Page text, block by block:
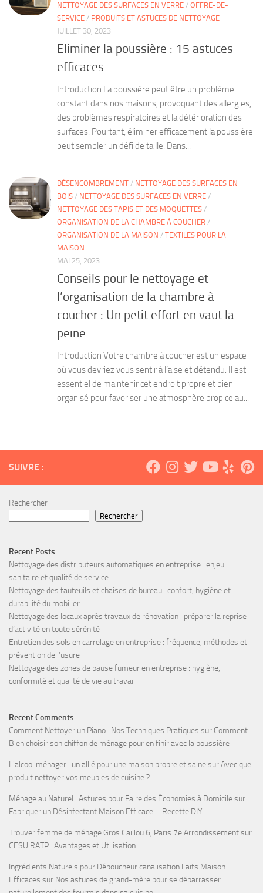
NETTOYAGE DES SURFACES EN VERRE / OFFRE-DE-
SERVICE / PRODUITS ET ASTUCES DE NETTOYAGE
JUILLET 30, 2023
Eliminer la poussière : 15 astuces
efficaces
Introduction La poussière peut être un problème
constant dans nos maisons, provoquant des allergies,
des problèmes respiratoires et la détérioration des
surfaces. Pourtant, éliminer efficacement la poussière
peut sembler un défi de taille. Dans...
DÉSENCOMBREMENT / NETTOYAGE DES SURFACES EN
BOIS / NETTOYAGE DES SURFACES EN VERRE /
NETTOYAGE DES TAPIS ET DES MOQUETTES /
ORGANISATION DE LA CHAMBRE À COUCHER /
ORGANISATION DE LA MAISON / TEXTILES POUR LA
MAISON
MAI 25, 2023
Conseils pour le nettoyage et
l’organisation de la chambre à
coucher : Un petit effort en vaut la
peine
Introduction Votre chambre à coucher est un espace
où vous devriez vous sentir à l’aise et détendu. Il est
essentiel de maintenir cet endroit propre et bien
organisé pour favoriser une atmosphère propice au...
SUIVRE :
Rechercher
Rechercher
Recent Posts
Nettoyage des distributeurs automatiques en entreprise : enjeu
sanitaire et qualité de service
Nettoyage des fauteuils et chaises de bureau : confort, hygiène et
durabilité du mobilier
Nettoyage des locaux après travaux de rénovation : préparer la reprise
d’activité en toute sérénité
Entretien des sols en carrelage en entreprise : fréquence, méthodes et
prévention de l’usure
Nettoyage des zones de pause fumeur en entreprise : hygiène,
conformité et qualité de vie au travail
Recent Comments
Comment Nettoyer un Piano : Nos Techniques Pratiques sur Comment
Bien choisir son chiffon de ménage pour en finir avec la poussière
L'alcool ménager : un allié pour une maison propre et sainesurAvec quel
produit nettoyer vos meubles de cuisine ?
Ménage au Naturel : Astuces pour Faire des Économies à Domicilesur
Fabriquer un Désinfectant Maison Efficace – Recette DIY
Trouver femme de ménage Gros Caillou 6, Paris 7e Arrondissementsur
CESU RATP : Avantages et Utilisation
Ingrédients Naturels pour Déboucheur canalisation Faits Maison
Efficaces sur Nos astuces de grand-mère pour se débarrasser